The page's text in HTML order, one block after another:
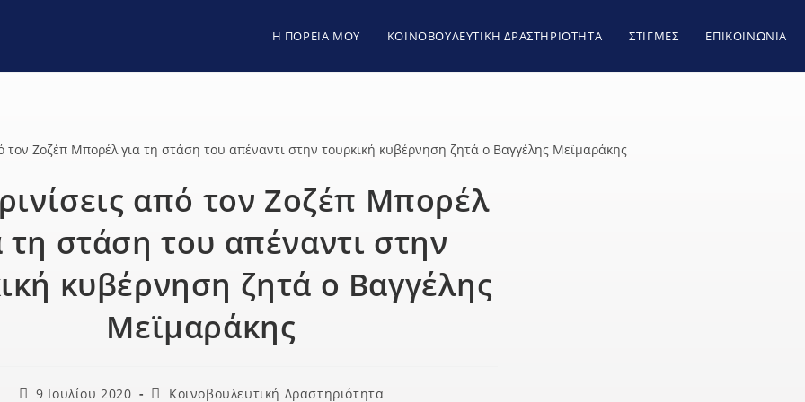
Η ΠΟΡΕΙΑ ΜΟΥ ΚΟΙΝΟΒΟΥΛΕΥΤΙΚΗ ΔΡΑΣΤΗΡΙΟΤΗΤΑ ΣΤΙΓΜΕΣ ΕΠΙΚΟΙΝΩΝΙΑ
από τον Ζοζέπ Μπορέλ
τη στάση του απέναντι στην
κυβέρνηση ζητά ο Βαγγέλης
Μεϊμαράκης
Post9 Ιουλίου 2020
PostΚοινοβουλευτική Δραστηριότητα